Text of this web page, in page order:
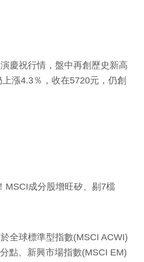
慶祝行情，盤中再創歷史新高
漲4.3％，收在5720元，仍創
全球標準型指數(MSCI ACWI)
點、新興市場指數(MSCI EM)